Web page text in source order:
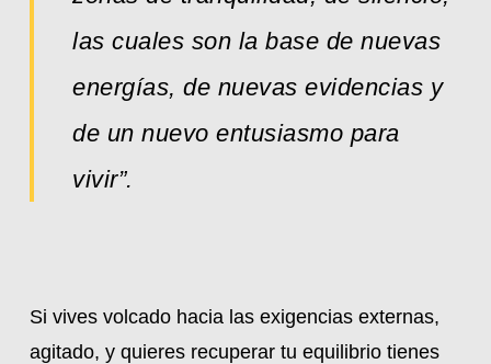
las cuales son la base de nuevas
energías, de nuevas evidencias y
de un nuevo entusiasmo para
vivir”.
Si vives volcado hacia las exigencias externas,
agitado, y quieres recuperar tu equilibrio tienes